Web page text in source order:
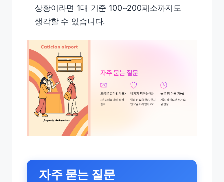
상황이라면 1대 기준 100~200페소까지도
생각할 수 있습니다.
자주 묻는 질문